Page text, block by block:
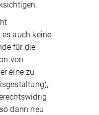
auch keine
für die
von
eine zu
dann neu